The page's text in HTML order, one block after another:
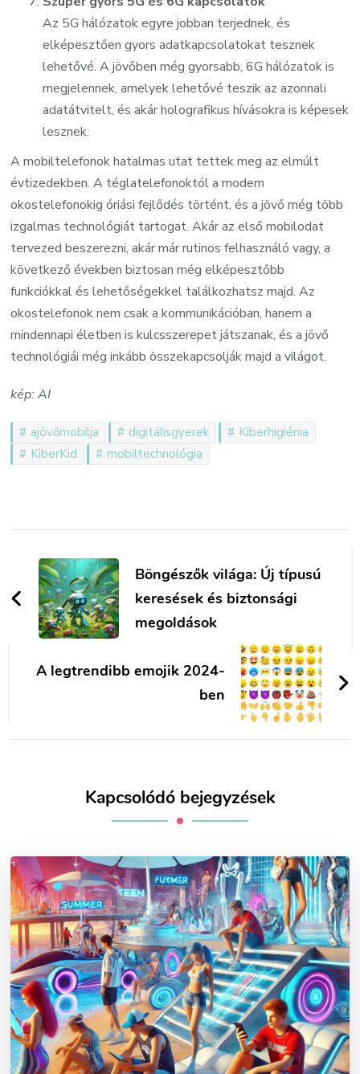
Az 5G hálózatok egyre jobban terjednek, és
elképesztően gyors adatkapcsolatokat tesznek
lehetővé. A jövőben még gyorsabb, 6G hálózatok is
megjelennek, amelyek lehetővé teszik az azonnali
adatátvitelt, és akár holografikus hívásokra is képesek
lesznek.
A mobiltelefonok hatalmas utat tettek meg az elmúlt
évtizedekben. A téglatelefonoktól a modern
okostelefonokig óriási fejlődés történt, és a jövő még több
izgalmas technológiát tartogat. Akár az első mobilodat
tervezed beszerezni, akár már rutinos felhasználó vagy, a
következő években biztosan még elképesztőbb
funkciókkal és lehetőségekkel találkozhatsz majd. Az
okostelefonok nem csak a kommunikációban, hanem a
mindennapi életben is kulcsszerepet játszanak, és a jövő
technológiái még inkább összekapcsolják majd a világot.
kép: AI
ajövőmobilja digitálisgyerek
Kiberhigiénia
KiberKid
mobiltechnológia
navigációjaBöngészők világa: Új típusú
keresések és biztonsági
megoldások
A legtrendibb emojik 2024-
ben
Kapcsolódó bejegyzések